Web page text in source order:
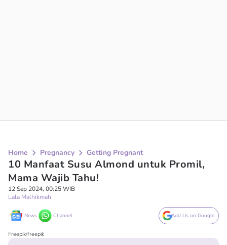
Home Pregnancy Getting Pregnant
10 Manfaat Susu Almond untuk Promil,
Mama Wajib Tahu!
12 Sep 2024, 00:25 WIB
Lala Malhikmah
News Channel Add Us on Google
Freepik/freepik